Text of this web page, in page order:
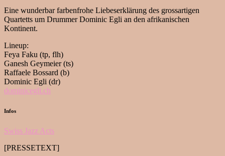
Eine wunderbar farbenfrohe Liebeserklärung des grossartigen
Quartetts um Drummer Dominic Egli an den afrikanischen
Kontinent.
Lineup:
Feya Faku (tp, flh)
Ganesh Geymeier (ts)
Raffaele Bossard (b)
Dominic Egli (dr)
dominicegli.ch
Infos
Swiss Jazz Acts
[PRESSETEXT]